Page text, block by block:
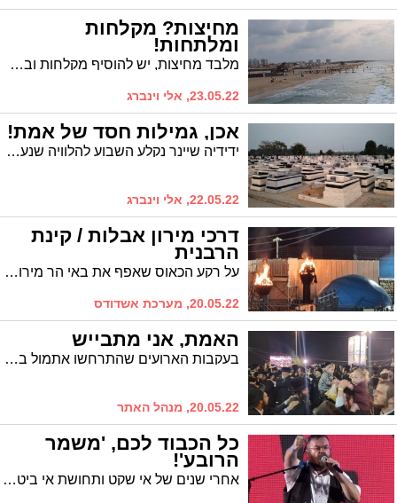
מחיצות? מקלחות
ומלתחות!
מלבד מחיצות, יש להוסיף מקלחות ובעיקר מלתחות. מדוע זה לא קורה?
23.05.22, אלי וינברג
אכן, גמילות חסד של אמת!
ידידיה שיינר נקלע השבוע להלוויה שנערכה בבית העלמין באשדוד. ככל שהדבר נשמע מפתיע הוא חזר משם עם תחושה טובה: "עובדי הח"ק מקדשים שם שמים"
22.05.22, אלי וינברג
דרכי מירון אבלות / קינת
הרבנית
על רקע הכאוס שאפף את באי הר מירון בל"ג בעומר האחרון, אחת הרבניות החשובות ברובע ג' באשדוד שיגרה ל'אשדודס' מגילת קינה שחיברה בשברון לב עם הגעתה לביתה. התוצאה המלאה לפניכם
20.05.22, מערכת אשדודס
האמת, אני מתבייש
בעקבות הארועים שהתרחשו אתמול במירון, כותב דוד סגל למערכת: אני מתבייש מאותם מופרעים שגרמו לחילול ה', ובעקבותיהם הופסקה שמחת ההילולא * חושבים אחרת?
20.05.22, מנהל האתר
כל הכבוד לכם, 'משמר
הרובע'!
אחרי שנים של אי שקט ותחושת אי ביטחון, אנו חשים סוף סוף שיש מי שפוקח עין. הצלחתינו – הצלחתכם